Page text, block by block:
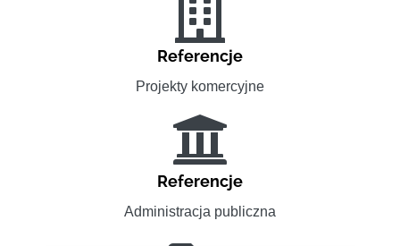
Referencje
Projekty komercyjne
Referencje
Administracja publiczna